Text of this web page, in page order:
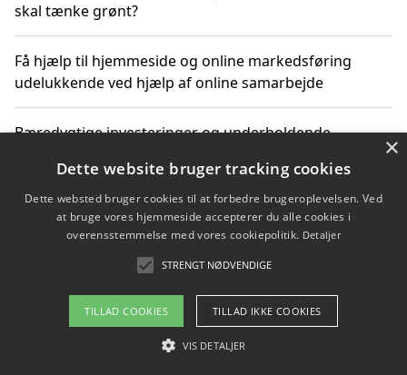
skal tænke grønt?
Få hjælp til hjemmeside og online markedsføring
udelukkende ved hjælp af online samarbejde
Bæredygtige investeringer og underholdende
Sådan kan online møder for virksomheder fremme
grønne investeringer
Copyright 2026 - Pilanto Aps
Om / kontakt
×
Dette website bruger tracking cookies
Dette websted bruger cookies til at forbedre brugeroplevelsen. Ved
at bruge vores hjemmeside accepterer du alle cookies i
overensstemmelse med vores cookiepolitik. Detaljer
STRENGT NØDVENDIGE
TILLAD COOKIES TILLAD IKKE COOKIES
VIS DETALJER